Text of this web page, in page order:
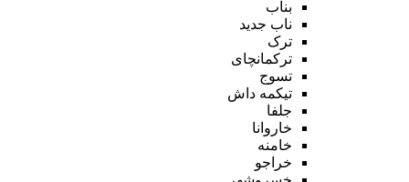
بناب
ناب جدید
ترک
ترکمانچای
تسوج
تیکمه داش
جلفا
خاروانا
خامنه
خراجو